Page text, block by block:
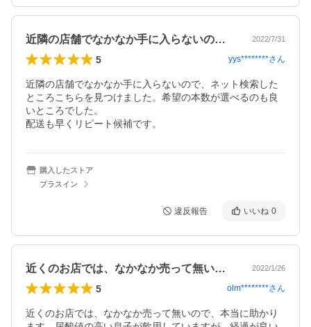
近隣の店舗でなかなか手に入らないので、… 2022/7/31
5 yys********さん
近隣の店舗でなかなか手に入らないので、ネット検索した
ところこちらを見つけました。希望の本数が選べるのも良
いところでした。
配送も早くリピート候補です。
購入したストア
プラスイン
違反報告 いいね 0
近くのお店では、なかなか売って無いので… 2022/1/26
5 olm********さん
近くのお店では、なかなか売って無いので、本当に助かり